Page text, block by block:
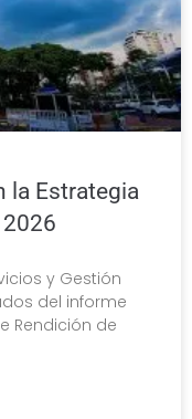
la Estrategia
y Gestión
del informe
Rendición de